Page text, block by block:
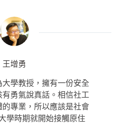
王增勇
學教授，擁有一份安全
勇氣說真話。相信社工
專業，所以應該是社會
學時期就開始接觸原住